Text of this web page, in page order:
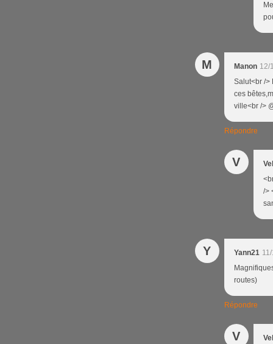
M Manon 12/
Salut<br />
ces
ville<br />
Répondre
V
/>
Y Yann21
routes)
Répondre
V